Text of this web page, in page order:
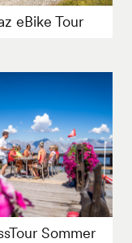
eBike Tour
Sommer